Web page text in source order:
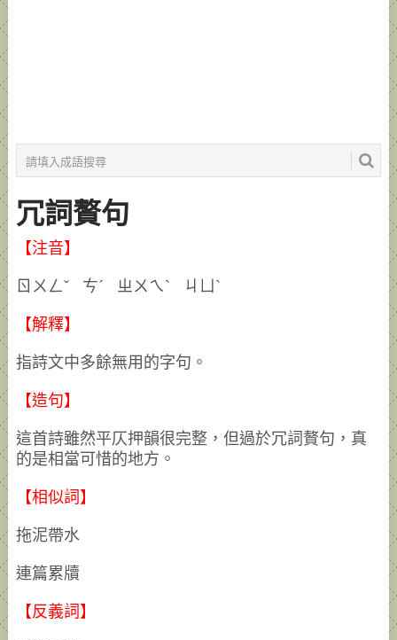
冗詞贅句
【注音】
ㄖㄨㄥˇ ㄘˊ ㄓㄨㄟˋ ㄐㄩˋ
【解釋】
指詩文中多餘無用的字句。
【造句】
這首詩雖然平仄押韻很完整，但過於冗詞贅句，真
的是相當可惜的地方。
【相似詞】
拖泥帶水
連篇累牘
【反義詞】